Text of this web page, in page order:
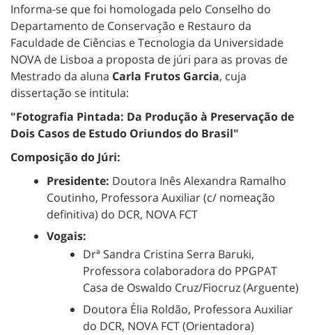
Informa-se que foi homologada pelo Conselho do
Departamento de Conservação e Restauro da
Faculdade de Ciências e Tecnologia da Universidade
NOVA de Lisboa a proposta de júri para as provas de
Mestrado da aluna Carla Frutos Garcia, cuja
dissertação se intitula:
"Fotografia Pintada: Da Produção à Preservação de
Dois Casos de Estudo Oriundos do Brasil"
Composição do Júri:
Presidente: Doutora Inês Alexandra Ramalho
Coutinho, Professora Auxiliar (c/ nomeação
definitiva) do DCR, NOVA FCT
Vogais:
Drª Sandra Cristina Serra Baruki,
Professora colaboradora do PPGPAT
Casa de Oswaldo Cruz/Fiocruz (Arguente)
Doutora Élia Roldão, Professora Auxiliar
do DCR, NOVA FCT (Orientadora)